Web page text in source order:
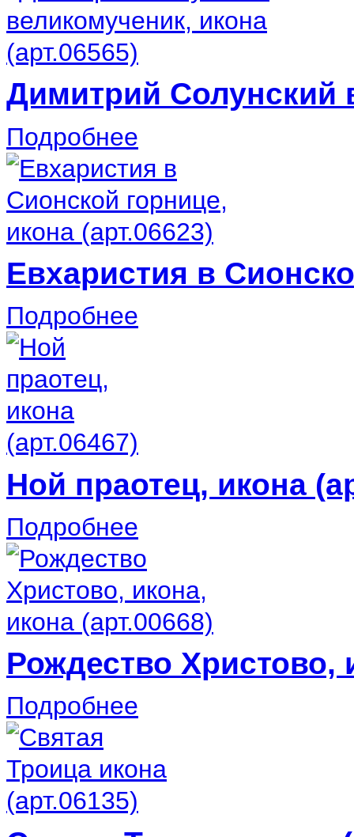
Димитрий Солунский
Подробнее
Евхаристия в
Подробнее
Ной праотец, икона
Подробнее
Рождество Христово,
Подробнее